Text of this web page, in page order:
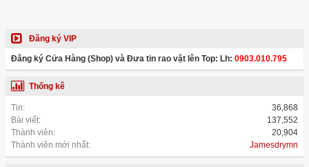
Đăng ký VIP
Đăng ký Cửa Hàng (Shop) và Đưa tin rao vặt lên Top: Lh: 0903.010.795
Thống kê
Tin:
36,868
Bài viết:
137,552
Thành viên:
20,904
Thành viên mới nhất:
Jamesdrymn